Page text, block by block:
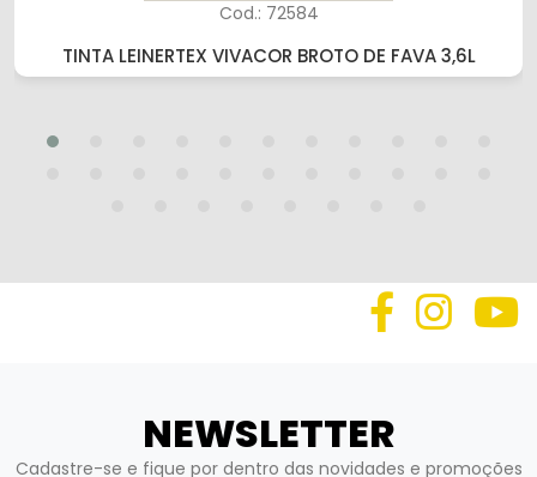
Cod.: 72584
TINTA LEINERTEX VIVACOR BROTO DE FAVA 3,6L
NEWSLETTER
Cadastre-se e fique por dentro das novidades e promoções